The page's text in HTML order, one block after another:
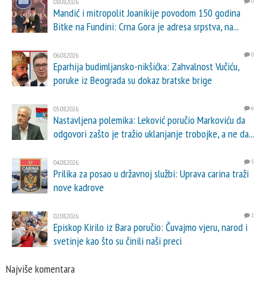
Mandić i mitropolit Joanikije povodom 150 godina
Bitke na Fundini: Crna Gora je adresa srpstva, na...
06.08.2026. 0
Eparhija budimljansko-nikšićka: Zahvalnost Vučiću,
poruke iz Beograda su dokaz bratske brige
05.08.2026. 6
Nastavljena polemika: Leković poručio Markoviću da
odgovori zašto je tražio uklanjanje trobojke, a ne da...
04.08.2026. 5
Prilika za posao u državnoj službi: Uprava carina traži
nove kadrove
02.08.2026. 1
Episkop Kirilo iz Bara poručio: Čuvajmo vjeru, narod i
svetinje kao što su činili naši preci
Najviše komentara